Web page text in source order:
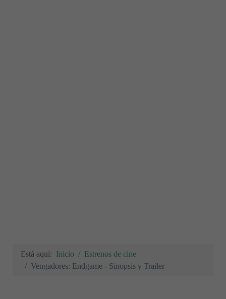
Está aquí: Inicio
Estrenos de cine
Vengadores: Endgame - Sinopsis y Trailer